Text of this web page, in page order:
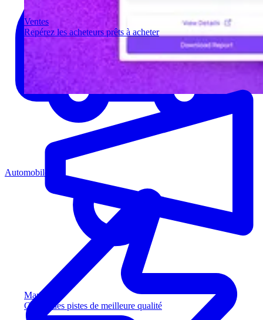
Ventes
Repérez les acheteurs prêts à acheter
Marketing
Captez des pistes de meilleure qualité
Automobile